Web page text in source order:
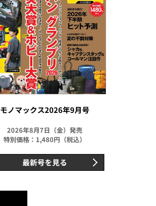
モノマックス2026年9月号
2026年8月7日（金）発売
特別価格：1,480円（税込）
最新号を見る